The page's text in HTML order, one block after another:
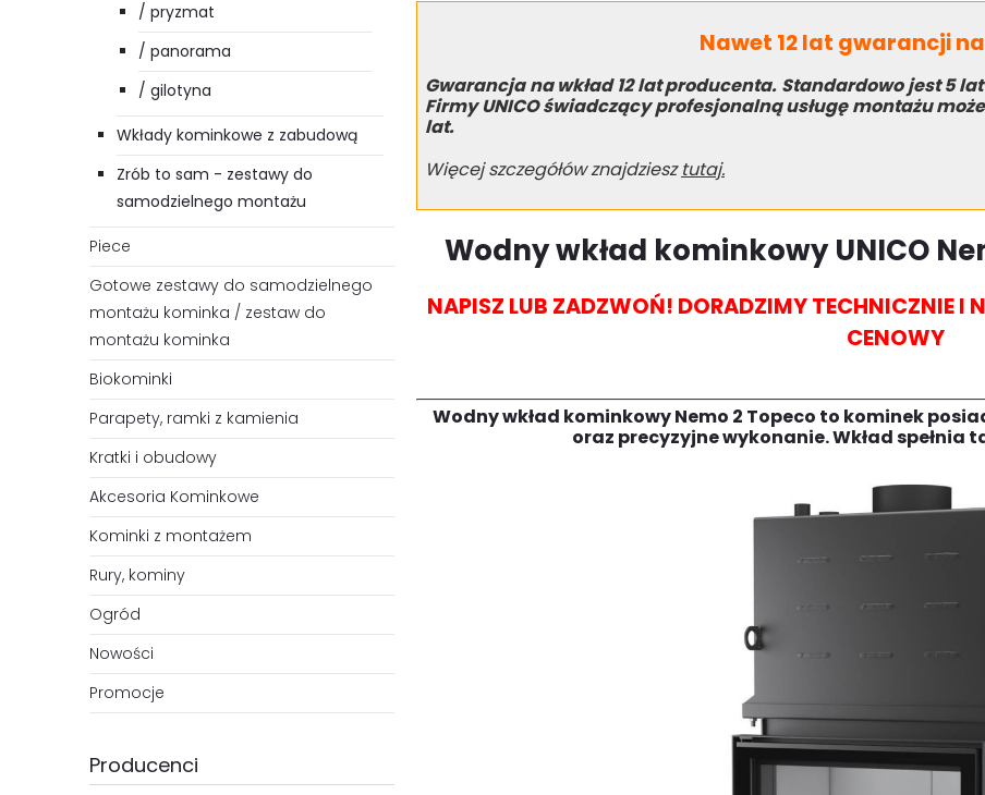
/ pryzmat
/ panorama
/ gilotyna
Wkłady kominkowe z zabudową
Zrób to sam - zestawy do
samodzielnego montażu
Piece
Gotowe zestawy do samodzielnego
montażu kominka / zestaw do
montażu kominka
Biokominki
Parapety, ramki z kamienia
Kratki i obudowy
Akcesoria Kominkowe
Kominki z montażem
Rury, kominy
Ogród
Nowości
Promocje
Producenci
Nawet 12 lat gwarancji
Gwarancja na wkład 12 lat producenta. Standardowo jest 5
Firmy UNICO świadczący profesjonalną usługę montażu
lat.
Więcej szczegółów znajdziesztutaj.
Wodny wkład kominkowy UNICO
NAPISZ LUB ZADZWOŃ! DORADZIMY TECHNICZNIE I
CENOWY
Wodny wkład kominkowy Nemo 2 Topeco to kominek
oraz precyzyjne wykonanie. Wkład spełnia